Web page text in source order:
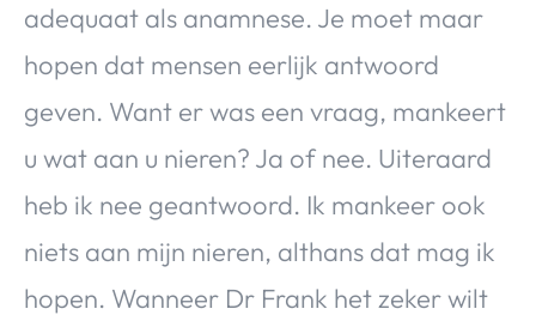
adequaat als anamnese. Je moet maar
hopen dat mensen eerlijk antwoord
geven. Want er was een vraag, mankeert
u wat aan u nieren? Ja of nee. Uiteraard
heb ik nee geantwoord. Ik mankeer ook
niets aan mijn nieren, althans dat mag ik
hopen. Wanneer Dr Frank het zeker wilt